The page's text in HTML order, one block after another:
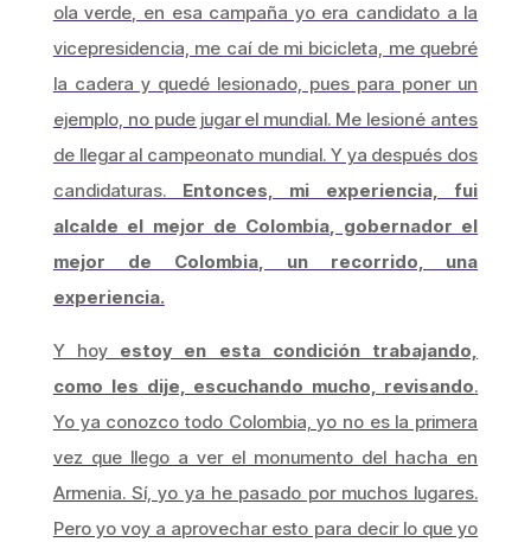
ola verde, en esa campaña yo era candidato a la
vicepresidencia, me caí de mi bicicleta, me quebré
la cadera y quedé lesionado, pues para poner un
ejemplo, no pude jugar el mundial. Me lesioné antes
de llegar al campeonato mundial. Y ya después dos
candidaturas. Entonces, mi experiencia, fui
alcalde el mejor de Colombia, gobernador el
mejor de Colombia, un recorrido, una
experiencia.
Y hoy estoy en esta condición trabajando,
como les dije, escuchando mucho, revisando.
Yo ya conozco todo Colombia, yo no es la primera
vez que llego a ver el monumento del hacha en
Armenia. Sí, yo ya he pasado por muchos lugares.
Pero yo voy a aprovechar esto para decir lo que yo